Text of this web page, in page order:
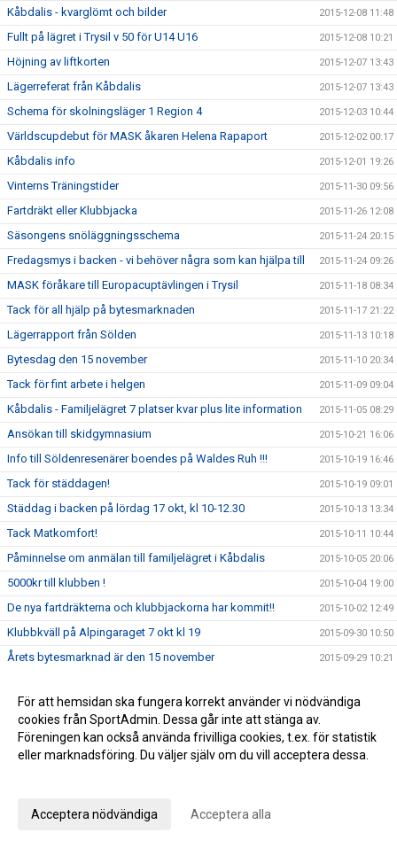
Kåbdalis - kvarglömt och bilder 2015-12-08 11:48
Fullt på lägret i Trysil v 50 för U14 U16 2015-12-08 10:21
Höjning av liftkorten 2015-12-07 13:43
Lägerreferat från Kåbdalis 2015-12-07 13:43
Schema för skolningsläger 1 Region 4 2015-12-03 10:44
Världscupdebut för MASK åkaren Helena Rapaport 2015-12-02 00:17
Kåbdalis info 2015-12-01 19:26
Vinterns Träningstider 2015-11-30 09:56
Fartdräkt eller Klubbjacka 2015-11-26 12:08
Säsongens snöläggningsschema 2015-11-24 20:15
Fredagsmys i backen - vi behöver några som kan hjälpa till 2015-11-24 09:26
MASK föråkare till Europacuptävlingen i Trysil 2015-11-18 08:34
Tack för all hjälp på bytesmarknaden 2015-11-17 21:22
Lägerrapport från Sölden 2015-11-13 10:18
Bytesdag den 15 november 2015-11-10 20:34
Tack för fint arbete i helgen 2015-11-09 09:04
Kåbdalis - Familjelägret 7 platser kvar plus lite information 2015-11-05 08:29
Ansökan till skidgymnasium 2015-10-21 16:06
Info till Söldenresenärer boendes på Waldes Ruh !!! 2015-10-19 16:46
Tack för städdagen! 2015-10-19 09:01
Städdag i backen på lördag 17 okt, kl 10-12.30 2015-10-13 13:34
Tack Matkomfort! 2015-10-11 10:44
Påminnelse om anmälan till familjelägret i Kåbdalis 2015-10-05 20:06
5000kr till klubben ! 2015-10-04 19:00
De nya fartdräkterna och klubbjackorna har kommit!! 2015-10-02 12:49
Klubbkväll på Alpingaraget 7 okt kl 19 2015-09-30 10:50
Årets bytesmarknad är den 15 november 2015-09-29 10:21
Årets Alpingaragetstipendiater utsedda 2015-09-22 19:22
MASK behöver din hjälp ! 2015-09-22 14:34
Torsdag den 24 september öppnar anmälan till
2015-09-20 22:37
Skidklubb!
För att hemsidan ska fungera korrekt använder vi nödvändiga
cookies från SportAdmin. Dessa går inte att stänga av.
Föreningen kan också använda frivilliga cookies, t.ex. för statistik
eller marknadsföring. Du väljer själv om du vill acceptera dessa.
Acceptera nödvändiga Acceptera alla